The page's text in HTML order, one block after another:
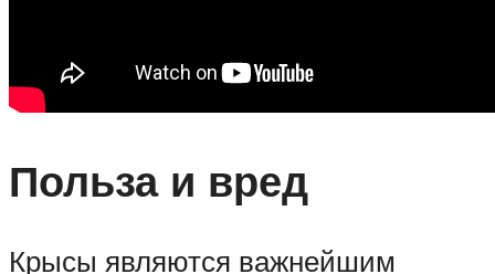
Польза и вред
Крысы являются важнейшим